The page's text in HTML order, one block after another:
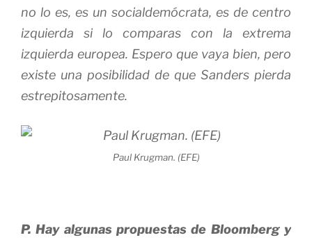
no lo es, es un socialdemócrata, es de centro
izquierda si lo comparas con la extrema
izquierda europea. Espero que vaya bien, pero
existe una posibilidad de que Sanders pierda
estrepitosamente.
Paul Krugman. (EFE)
P. Hay algunas propuestas de Bloomberg y